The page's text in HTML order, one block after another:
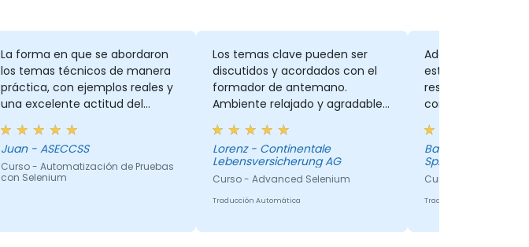
La forma en que se abordaron
los temas técnicos de manera
práctica, con ejemplos reales y
una excelente actitud del
instructor.
Juan - ASECCSS
Curso - Automatización de Pruebas
con Selenium
Los temas clave pueden ser
discutidos y acordados con el
formador de antemano.
Ambiente relajado y agradable
durante los días del seminario.
Lorenz - Continentale
Lebensversicherung AG
Curso - Advanced Selenium
Traducción Automática
Adquirí nuevos
estoy bastante
respecto. Nada
confuso.
Barbara - Titian Software Poland
Sp. z o.o.
Curso - Selenium
Traducción Automática